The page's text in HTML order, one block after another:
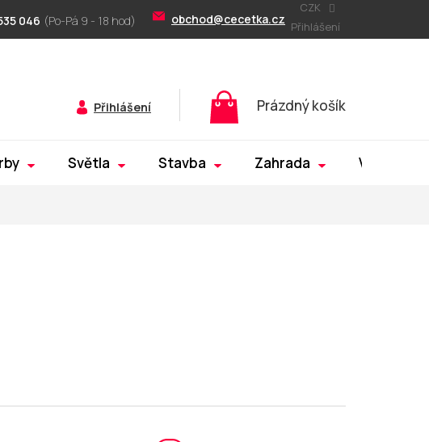
046 obchod@cecetka.cz
CZK
Přihlášení
Přihlášení
Nákupní
košík
Prázdný košík
Světla Stavba Zahrada Výprodej